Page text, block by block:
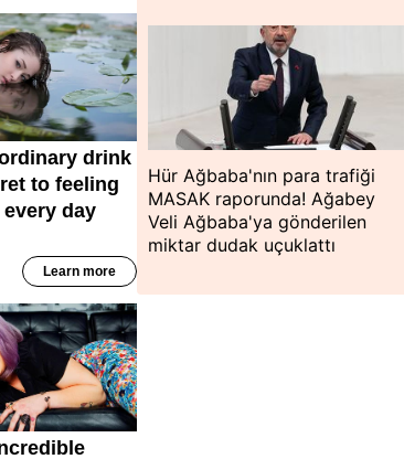
Hür Ağbaba'nın para trafiği
MASAK raporunda! Ağabey
Veli Ağbaba'ya gönderilen
miktar dudak uçuklattı